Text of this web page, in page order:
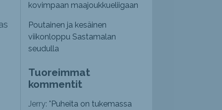
kovimpaan maajoukkueliigaan
Poutainen ja kesäinen
viikonloppu Sastamalan
seudulla
Tuoreimmat
kommentit
Jerry: " Puheita on tukemassa